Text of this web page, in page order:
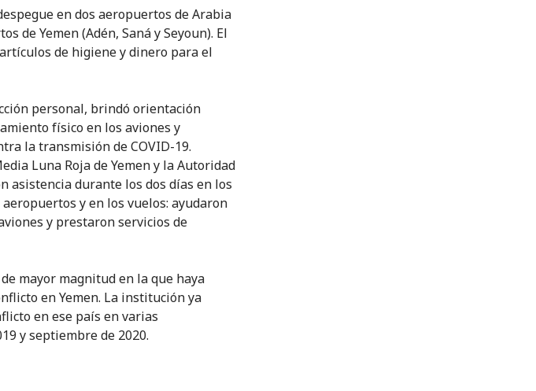
en dos aeropuertos de Arabia
de Yemen (Adén, Saná y Seyoun). El
de higiene y dinero para el
personal, brindó orientación
físico en los aviones y
la transmisión de COVID-19.
Luna Roja de Yemen y la Autoridad
asistencia durante los dos días en los
y en los vuelos: ayudaron
y prestaron servicios de
mayor magnitud en la que haya
en Yemen. La institución ya
en ese país en varias
y septiembre de 2020.